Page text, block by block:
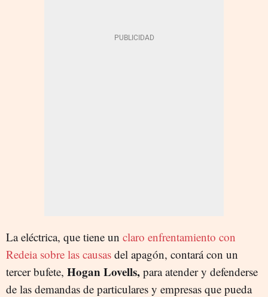
La eléctrica, que tiene un claro enfrentamiento con
Redeia sobre las causas del apagón, contará con un
tercer bufete, Hogan Lovells, para atender y defenderse
de las demandas de particulares y empresas que pueda